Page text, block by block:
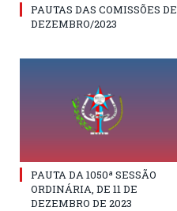
PAUTAS DAS COMISSÕES DE
DEZEMBRO/2023
PAUTA DA 1050ª SESSÃO
ORDINÁRIA, DE 11 DE
DEZEMBRO DE 2023